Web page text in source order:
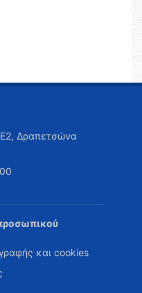
Δραπετσώνα
και cookies